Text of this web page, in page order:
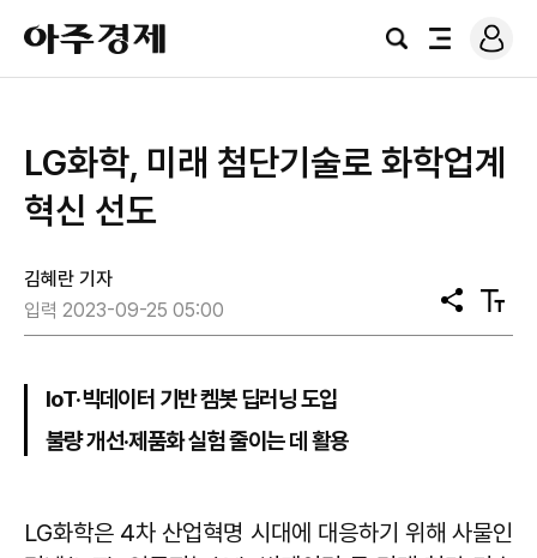
아
주
경
검
전
로
그
LG화학, 미래 첨단기술로 화학업계
혁신 선도
김혜란 기자
입력 2023-09-25 05:00
공
유
텍
스
loT·빅데이터 기반 켐봇 딥러닝 도입
불량 개선·제품화 실험 줄이는 데 활용
LG화학은 4차 산업혁명 시대에 대응하기 위해 사물인